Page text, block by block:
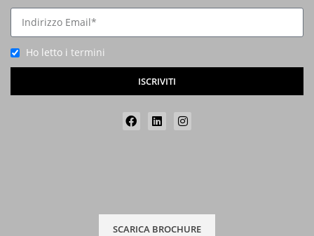
Ho letto i termini
ISCRIVITI
SCARICA BROCHURE